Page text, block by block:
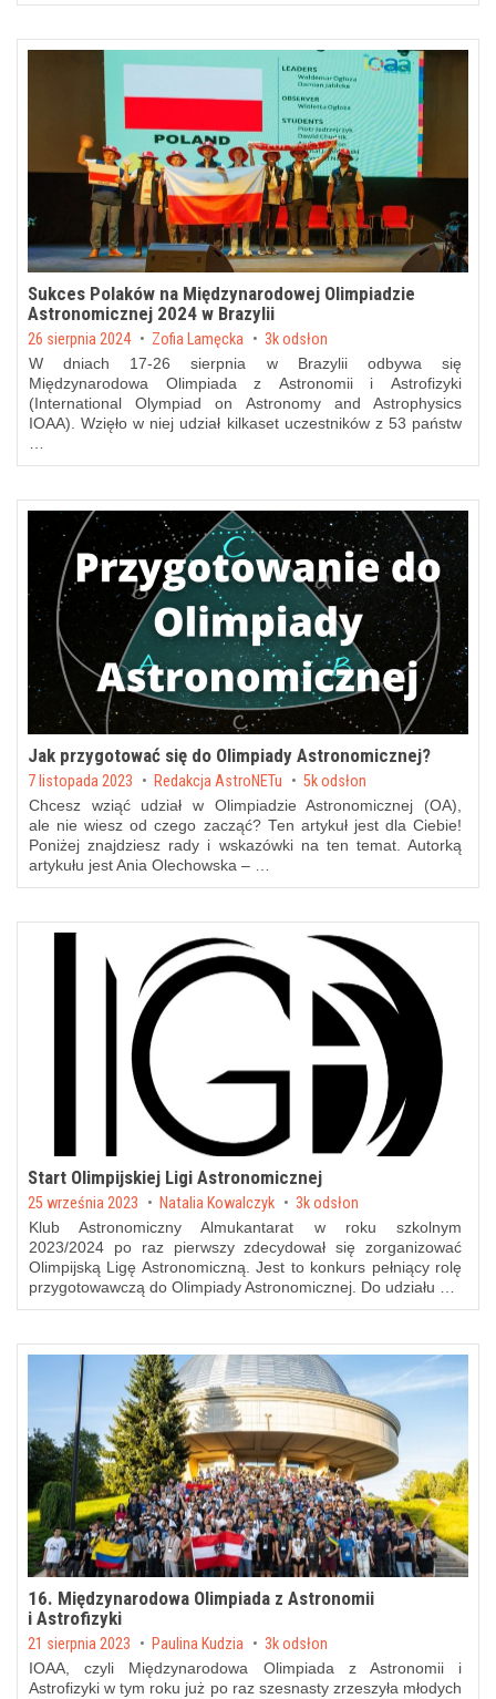
Sukces Polaków na Międzynarodowej Olimpiadzie
Astronomicznej 2024 w Brazylii
Posted on
26 sierpnia 2024 by Zofia Lamęcka 3k odsłon
W dniach 17-26 sierpnia w Brazylii odbywa się
Międzynarodowa Olimpiada z Astronomii i Astrofizyki
(International Olympiad on Astronomy and Astrophysics
IOAA). Wzięło w niej udział kilkaset uczestników z 53 państw
…
Jak przygotować się do Olimpiady Astronomicznej?
Posted on
7 listopada 2023 by Redakcja AstroNETu 5k odsłon
Chcesz wziąć udział w Olimpiadzie Astronomicznej (OA),
ale nie wiesz od czego zacząć? Ten artykuł jest dla Ciebie!
Poniżej znajdziesz rady i wskazówki na ten temat. Autorką
artykułu jest Ania Olechowska – …
Start Olimpijskiej Ligi Astronomicznej
Posted on
25 września 2023 by Natalia Kowalczyk 3k odsłon
Klub Astronomiczny Almukantarat w roku szkolnym
2023/2024 po raz pierwszy zdecydował się zorganizować
Olimpijską Ligę Astronomiczną. Jest to konkurs pełniący rolę
przygotowawczą do Olimpiady Astronomicznej. Do udziału …
16. Międzynarodowa Olimpiada z Astronomii
i Astrofizyki
Posted on
21 sierpnia 2023 by Paulina Kudzia 3k odsłon
IOAA, czyli Międzynarodowa Olimpiada z Astronomii i
Astrofizyki w tym roku już po raz szesnasty zrzeszyła młodych